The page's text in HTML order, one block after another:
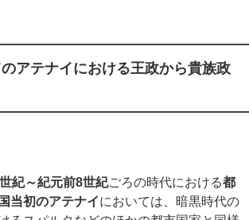
アテナイにおける王政から貴族政
紀～紀元前8世紀ごろの時代における都
当初のアテナイにおいては、暗黒時代の